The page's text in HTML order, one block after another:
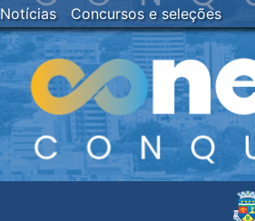
Notícias Concursos e seleções